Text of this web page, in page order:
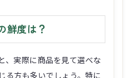
鮮度は？
、実際に商品を見て選べな
る方も多いでしょう。特に